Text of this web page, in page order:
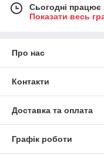
Сьогодні працює
Показати весь
Про нас
Контакти
Доставка та оплата
Графік роботи